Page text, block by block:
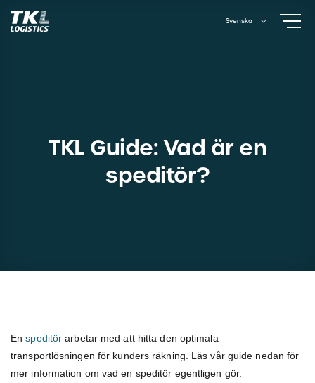
Skip
to
Svenska
TKL Guide: Vad är en
speditör?
Enspeditör arbetar med att hitta den optimala
transportlösningen för kunders räkning. Läs vår guide nedan för
mer information om vad en speditör egentligen gör.